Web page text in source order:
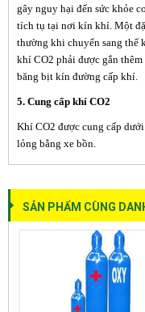
gây nguy hại đến sức khỏe
tích tụ tại nơi kín khí. Một
thường khi chuyển sang thể
khí CO2 phải được gắn
băng bịt kín đường cấp khí.
5. Cung cấp khí CO2
Khí CO2 được cung cấp
lỏng bằng xe bồn.
SẢN PHẨM CÙNG